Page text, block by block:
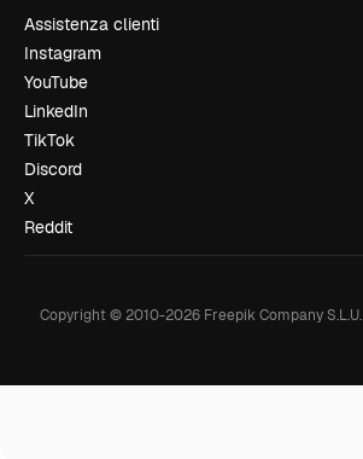
Assistenza clienti
Instagram
YouTube
LinkedIn
TikTok
Discord
X
Reddit
Copyright © 2010-2026Freepik Company S.L.U.